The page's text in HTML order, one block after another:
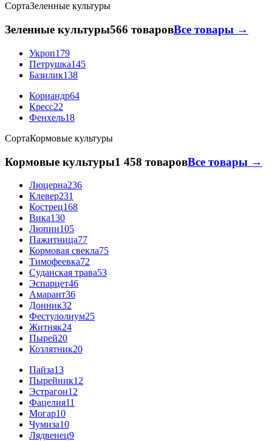
СортаЗеленные культуры
Зеленные культуры566 товаровВсе товары →
Укроп179
Петрушка145
Базилик138
Кориандр64
Кресс22
Фенхель18
СортаКормовые культуры
Кормовые культуры1 458 товаровВсе товары →
Люцерна236
Клевер231
Кострец168
Вика130
Люпин105
Пажитница77
Кормовая свекла75
Тимофеевка72
Суданская трава53
Эспарцет46
Амарант36
Донник32
Фестулолиум25
Житняк24
Пырей20
Козлятник20
Пайза13
Пырейник12
Эстрагон12
Фацелия11
Могар10
Чумиза10
Лядвенец9